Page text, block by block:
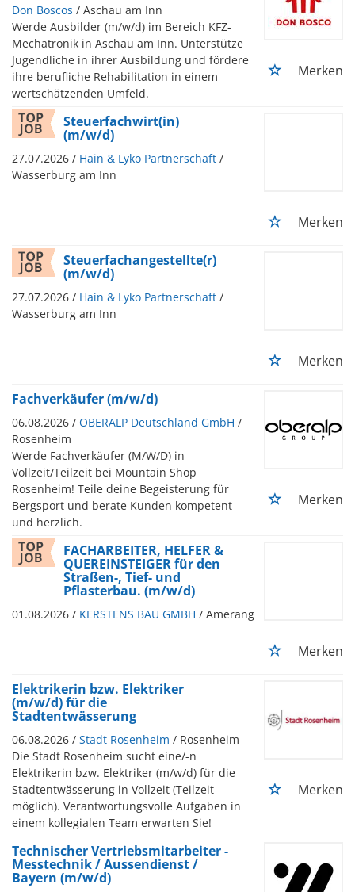
Don Boscos / Aschau am Inn
Werde Ausbilder (m/w/d) im Bereich KFZ-
Mechatronik in Aschau am Inn. Unterstütze
Jugendliche in ihrer Ausbildung und fördere
ihre berufliche Rehabilitation in einem
wertschätzenden Umfeld.
Merken
Steuerfachwirt(in)
(m/w/d)
27.07.2026 / Hain & Lyko Partnerschaft /
Wasserburg am Inn
Merken
Steuerfachangestellte(r)
(m/w/d)
27.07.2026 / Hain & Lyko Partnerschaft /
Wasserburg am Inn
Merken
Fachverkäufer (m/w/d)
06.08.2026 / OBERALP Deutschland GmbH /
Rosenheim
Werde Fachverkäufer (M/W/D) in
Vollzeit/Teilzeit bei Mountain Shop
Rosenheim! Teile deine Begeisterung für
Bergsport und berate Kunden kompetent
und herzlich.
Merken
FACHARBEITER, HELFER &
QUEREINSTEIGER für den
Straßen-, Tief- und
Pflasterbau. (m/w/d)
01.08.2026 / KERSTENS BAU GMBH / Amerang
Merken
Elektrikerin bzw. Elektriker
(m/w/d) für die
Stadtentwässerung
06.08.2026 / Stadt Rosenheim / Rosenheim
Die Stadt Rosenheim sucht eine/-n
Elektrikerin bzw. Elektriker (m/w/d) für die
Stadtentwässerung in Vollzeit (Teilzeit
möglich). Verantwortungsvolle Aufgaben in
einem kollegialen Team erwarten Sie!
Merken
Technischer Vertriebsmitarbeiter -
Messtechnik / Aussendienst /
Bayern (m/w/d)